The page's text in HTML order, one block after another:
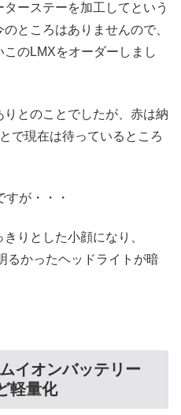
ーステーを加工してという
ところはありませんので、
のLMXをオーダーしまし
とのことでしたが、赤は納
で現在は待っているところ
が・・・
りとした小顔になり、
るかったヘッドライトが暗
イオンバッテリー
軽量化